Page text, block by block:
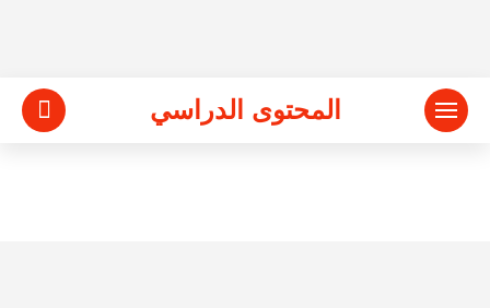
المحتوى الدراسي